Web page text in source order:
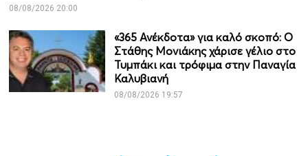
08/08/2026 20:00
«365 Ανέκδοτα» για καλό σκοπό: Ο
Στάθης Μονιάκης χάρισε γέλιο στο
Τυμπάκι και τρόφιμα στην Παναγία
Καλυβιανή
08/08/2026 19:57